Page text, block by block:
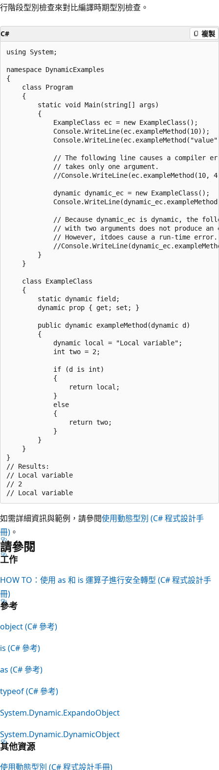
行階段型別檢查來對比編譯時期型別檢查。
C# 複製
using System;
namespace DynamicExamples
{
    class Program
    {
        static void Main(string[] args)
        {
            ExampleClass ec = new ExampleClass();
            Console.WriteLine(ec.exampleMethod(10));
// The following line causes a compiler
            // takes only one argument.
//Console.WriteLine(ec.exampleMethod(10,
            dynamic dynamic_ec = new ExampleClass();
// Because dynamic_ec is dynamic, the
// with two arguments does not produce an
// However, itdoes cause a run-time
//
        }
    }
    class ExampleClass
    {
        static dynamic field;
        dynamic prop { get; set; }
        public dynamic exampleMethod(dynamic d)
        {
            dynamic local = "Local variable";
            int two = 2;
            if (d is int)
            {
                return local;
            }
            else
            {
                return two;
            }
        }
    }
}
// Results:
// Local variable
// 2
如需詳細資訊與範例，請參閱使用動態型別 (C# 程式設計手
冊) 。
請參閱
工作
HOW TO：使用 as 和 is 運算子進行安全轉型 (C# 程式設計手
冊)
參考
object (C# 參考)
is (C# 參考)
as (C# 參考)
typeof (C# 參考)
System.Dynamic.ExpandoObject
System.Dynamic.DynamicObject
其他資源
使用動態型別 (C# 程式設計手冊)